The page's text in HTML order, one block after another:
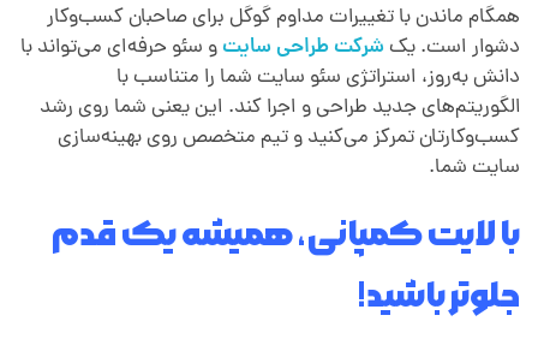
همگام ماندن با تغییرات مداوم گوگل برای صاحبان کسب‌وکار
دشوار است. یک شرکت طراحی سایتو سئو حرفه‌ای می‌تواند با
دانش به‌روز، استراتژی سئو سایت شما را متناسب با
الگوریتم‌های جدید طراحی و اجرا کند. این یعنی شما روی رشد
کسب‌وکارتان تمرکز می‌کنید و تیم متخصص روی بهینه‌سازی
سایت شما.
با لایت کمپانی، همیشه یک قدم
جلوتر باشید!